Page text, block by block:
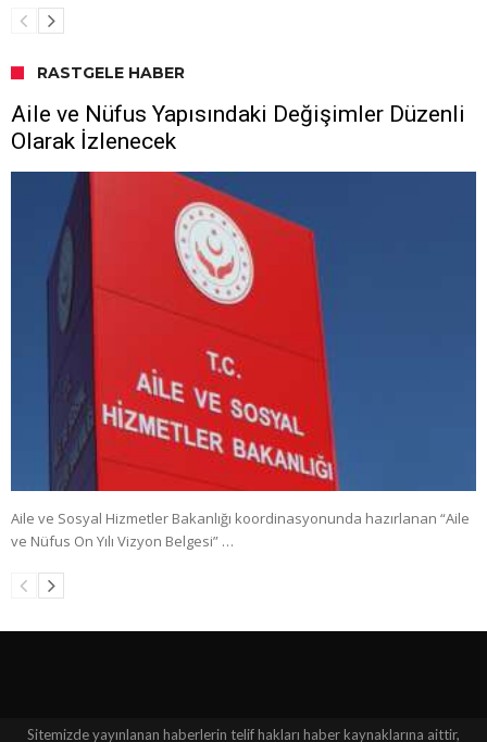
RASTGELE HABER
Aile ve Nüfus Yapısındaki Değişimler Düzenli
Olarak İzlenecek
Aile ve Sosyal Hizmetler Bakanlığı koordinasyonunda hazırlanan “Aile
ve Nüfus On Yılı Vizyon Belgesi” …
Sitemizde yayınlanan haberlerin telif hakları haber kaynaklarına aittir,